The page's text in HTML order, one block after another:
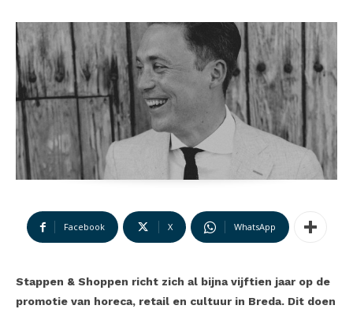
Facebook X WhatsApp
Stappen & Shoppen richt zich al bijna vijftien jaar op de
promotie van horeca, retail en cultuur in Breda. Dit doen